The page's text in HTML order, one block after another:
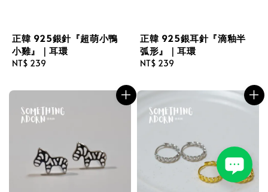
正韓 925銀針『超萌小鴨
小雞』｜耳環
Regular
NT$ 239
正韓 925銀耳針『滴釉半
弧形』｜耳環
Regular
NT$ 239